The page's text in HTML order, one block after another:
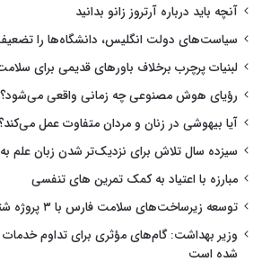
آنچه باید درباره آرتروز زانو بدانید
سیاست‌های دولت انگلیس، دانشگاه‌ها را
لبنیات پرچرب برخلاف باورهای قدیمی برای
رؤیای هوش مصنوعی چه زمانی واقعی می‌شود؟
آیا بیهوشی در زنان و مردان متفاوت عمل
سیزده سال تلاش برای نزدیک‌تر شدن زبان علم
مبارزه با اعتیاد به کمک تمرین های تنفسی
توسعه زیرساخت‌های سلامت فارس با ۳ پروژه شتاب گرفت
وزیر بهداشت: گام‌های مؤثری برای تداوم خدمات
شده است